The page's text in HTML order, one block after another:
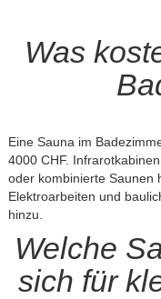
Was
Eine Sauna im
4000 CHF.
oder kombinierte Saunen
Elektroarbeiten und
hinzu.
Welche
sich für